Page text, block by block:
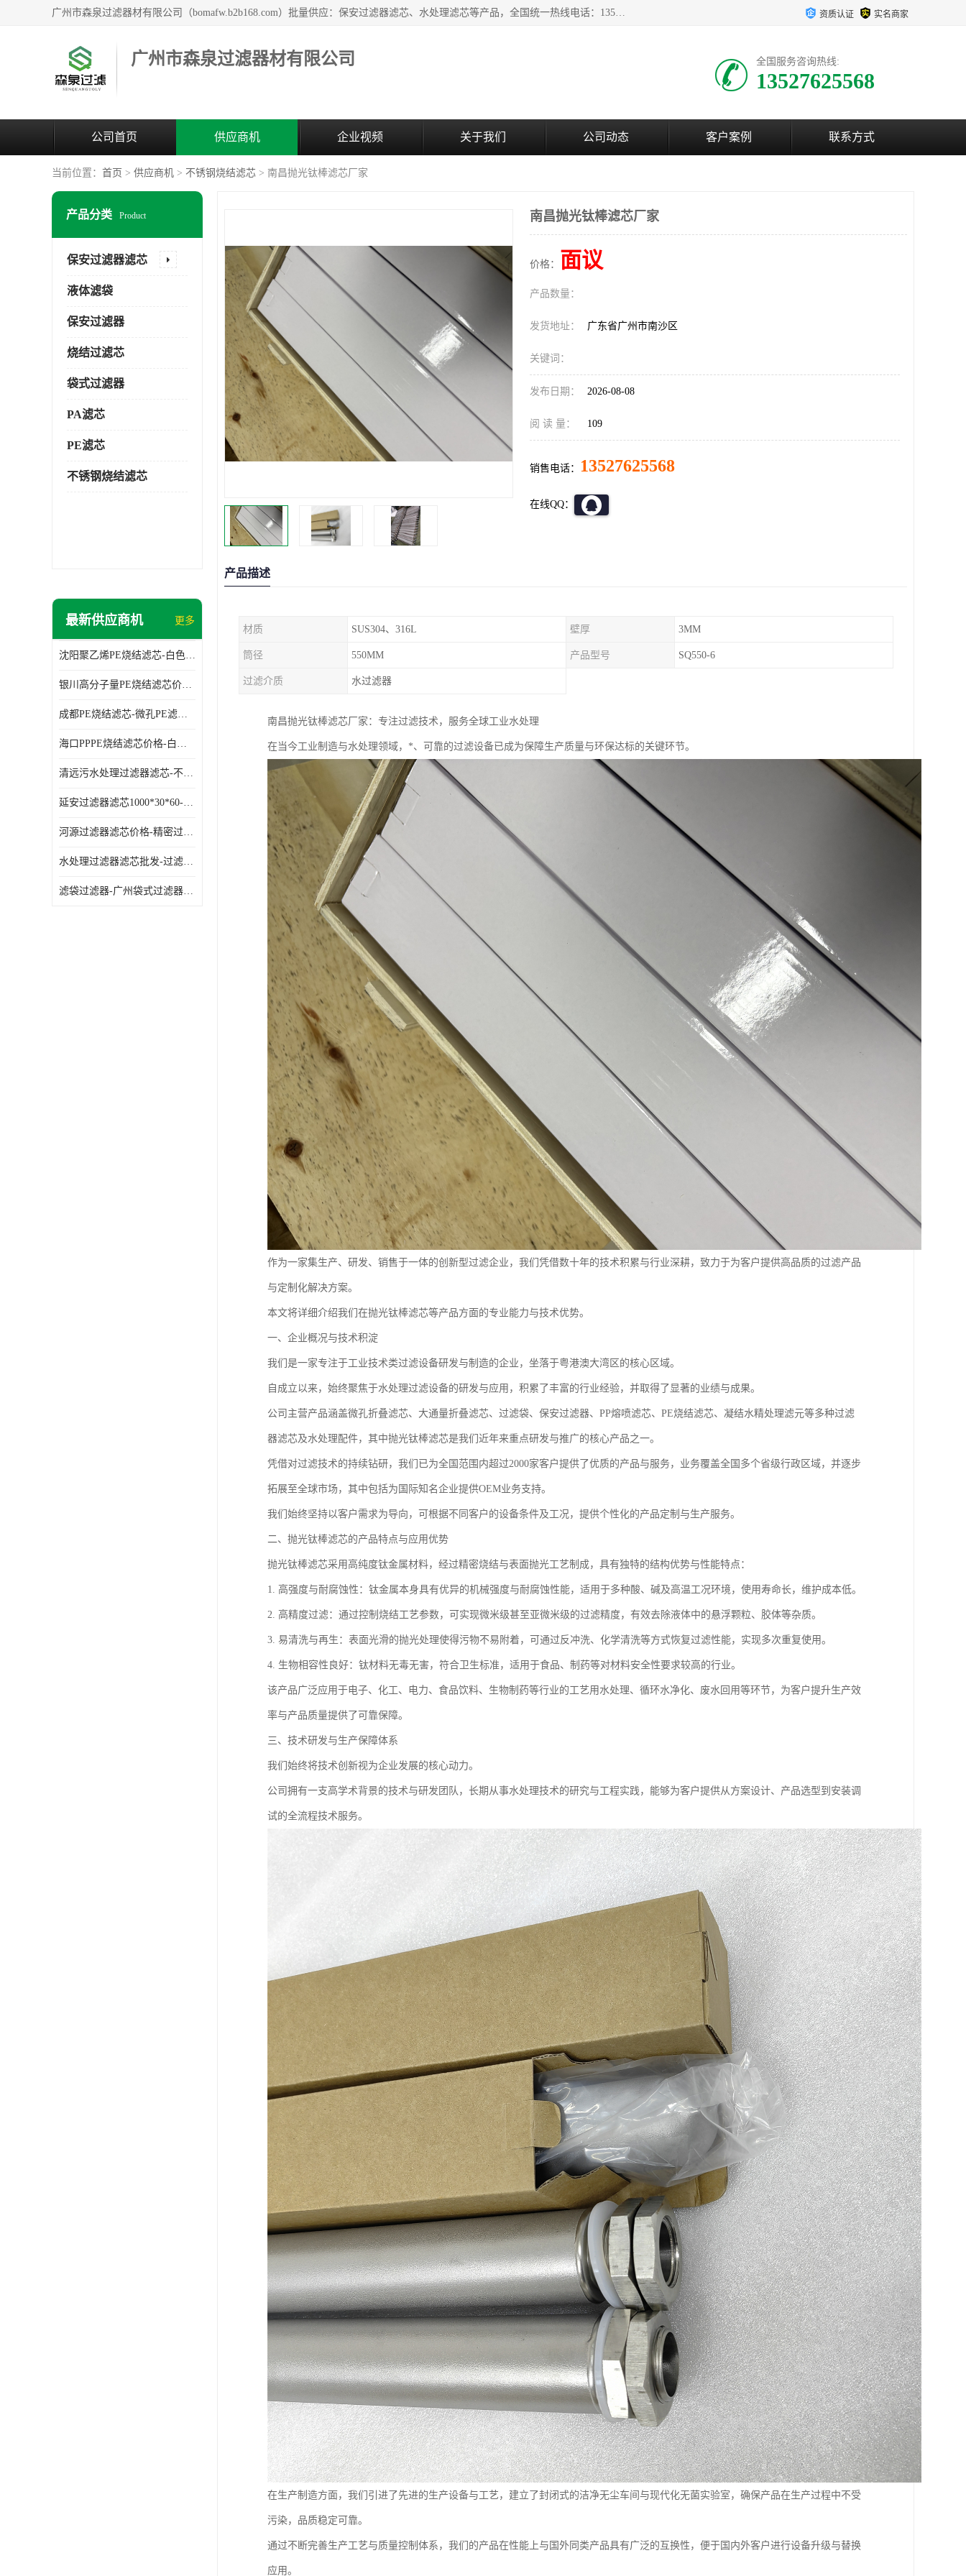
广州市森泉过滤器材有限公司（bomafw.b2b168.com）批量供应：保安过滤器滤芯、水处理滤芯等产品，全国统一热线电话：13527625568。广州市森泉过滤器材有限公司数十年专注于水处理过滤设备的工作，积累了丰富的经验，取得了行业的业绩和成果。 资质认证 实名商家
广州市森泉过滤器材有限公司 全国服务咨询热线:
13527625568
公司首页 供应商机 企业视频 关于我们 公司动态 客户案例 联系方式
当前位置： 首页 > 供应商机 > 不锈钢烧结滤芯 > 南昌抛光钛棒滤芯厂家
产品分类 Product
保安过滤器滤芯
液体滤袋
保安过滤器
烧结过滤芯
袋式过滤器
PA滤芯
PE滤芯
不锈钢烧结滤芯
最新供应商机 更多
沈阳聚乙烯PE烧结滤芯-白色PE滤芯-使用寿命长
银川高分子量PE烧结滤芯价格-过滤器PE滤芯-高流通能力
成都PE烧结滤芯-微孔PE滤芯-拆洗方便
海口PPPE烧结滤芯价格-白色PE滤芯-各种规格定制
清远污水处理过滤器滤芯-不锈钢过滤器-欢迎来电咨询
延安过滤器滤芯1000*30*60-水过滤筒-型号齐全
河源过滤器滤芯价格-精密过滤器-大流量滤芯
水处理过滤器滤芯批发-过滤器水过滤-节能环保
滤袋过滤器-广州袋式过滤器厂家-经久耐用
南昌抛光钛棒滤芯厂家
价格： 面议
产品数量：
发货地址： 广东省广州市南沙区
关键词：
发布日期： 2026-08-08
阅 读 量： 109
销售电话： 13527625568
在线QQ：
产品描述
材质 SUS304、316L 壁厚 3MM
筒径 550MM 产品型号 SQ550-6
过滤介质 水过滤器
南昌抛光钛棒滤芯厂家：专注过滤技术，服务全球工业水处理
在当今工业制造与水处理领域，*、可靠的过滤设备已成为保障生产质量与环保达标的关键环节。
作为一家集生产、研发、销售于一体的创新型过滤企业，我们凭借数十年的技术积累与行业深耕，致力于为客户提供高品质的过滤产品
与定制化解决方案。
本文将详细介绍我们在抛光钛棒滤芯等产品方面的专业能力与技术优势。
一、企业概况与技术积淀
我们是一家专注于工业技术类过滤设备研发与制造的企业，坐落于粤港澳大湾区的核心区域。
自成立以来，始终聚焦于水处理过滤设备的研发与应用，积累了丰富的行业经验，并取得了显著的业绩与成果。
公司主营产品涵盖微孔折叠滤芯、大通量折叠滤芯、过滤袋、保安过滤器、PP熔喷滤芯、PE烧结滤芯、凝结水精处理滤元等多种过滤
器滤芯及水处理配件，其中抛光钛棒滤芯是我们近年来重点研发与推广的核心产品之一。
凭借对过滤技术的持续钻研，我们已为全国范围内超过2000家客户提供了优质的产品与服务，业务覆盖全国多个省级行政区域，并逐步
拓展至全球市场，其中包括为国际知名企业提供OEM业务支持。
我们始终坚持以客户需求为导向，可根据不同客户的设备条件及工况，提供个性化的产品定制与生产服务。
二、抛光钛棒滤芯的产品特点与应用优势
抛光钛棒滤芯采用高纯度钛金属材料，经过精密烧结与表面抛光工艺制成，具有独特的结构优势与性能特点：
1. 高强度与耐腐蚀性：钛金属本身具有优异的机械强度与耐腐蚀性能，适用于多种酸、碱及高温工况环境，使用寿命长，维护成本低。
2. 高精度过滤：通过控制烧结工艺参数，可实现微米级甚至亚微米级的过滤精度，有效去除液体中的悬浮颗粒、胶体等杂质。
3. 易清洗与再生：表面光滑的抛光处理使得污物不易附着，可通过反冲洗、化学清洗等方式恢复过滤性能，实现多次重复使用。
4. 生物相容性良好：钛材料无毒无害，符合卫生标准，适用于食品、制药等对材料安全性要求较高的行业。
该产品广泛应用于电子、化工、电力、食品饮料、生物制药等行业的工艺用水处理、循环水净化、废水回用等环节，为客户提升生产效
率与产品质量提供了可靠保障。
三、技术研发与生产保障体系
我们始终将技术创新视为企业发展的核心动力。
公司拥有一支高学术背景的技术与研发团队，长期从事水处理技术的研究与工程实践，能够为客户提供从方案设计、产品选型到安装调
试的全流程技术服务。
在生产制造方面，我们引进了先进的生产设备与工艺，建立了封闭式的洁净无尘车间与现代化无菌实验室，确保产品在生产过程中不受
污染，品质稳定可靠。
通过不断完善生产工艺与质量控制体系，我们的产品在性能上与国外同类产品具有广泛的互换性，便于国内外客户进行设备升级与替换
应用。